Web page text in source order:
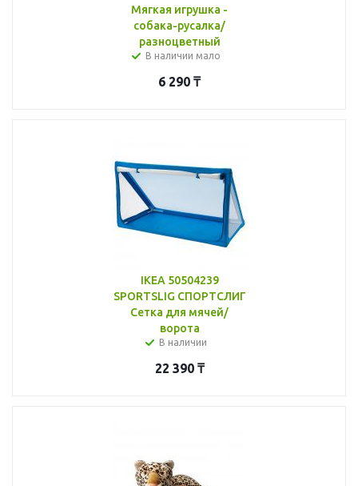
Мягкая игрушка -
собака-русалка/
разноцветный
В наличии мало
6 290 ₸
IKEA 50504239
SPORTSLIG СПОРТСЛИГ
Сетка для мячей/
ворота
В наличии
22 390₸